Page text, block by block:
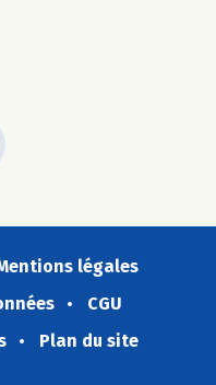
légales
CGU
Plan du site